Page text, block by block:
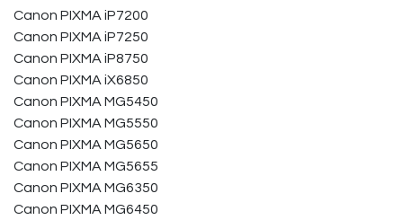
Canon PIXMA iP7200
Canon PIXMA iP7250
Canon PIXMA iP8750
Canon PIXMA iX6850
Canon PIXMA MG5450
Canon PIXMA MG5550
Canon PIXMA MG5650
Canon PIXMA MG5655
Canon PIXMA MG6350
Canon PIXMA MG6450